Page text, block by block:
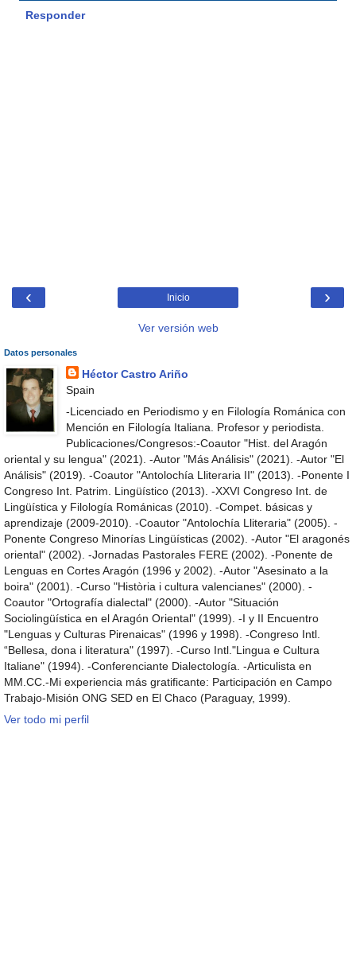
Responder
‹ ›
Inicio
Ver versión web
Datos personales
Héctor Castro Ariño
Spain
-Licenciado en Periodismo y en Filología Románica con
Mención en Filología Italiana. Profesor y periodista.
Publicaciones/Congresos:-Coautor "Hist. del Aragón
oriental y su lengua" (2021). -Autor "Más Análisis" (2021). -Autor "El
Análisis" (2019). -Coautor "Antolochía Lliteraria II" (2013). -Ponente I
Congreso Int. Patrim. Lingüístico (2013). -XXVI Congreso Int. de
Lingüística y Filología Románicas (2010). -Compet. básicas y
aprendizaje (2009-2010). -Coautor "Antolochía Lliteraria" (2005). -
Ponente Congreso Minorías Lingüísticas (2002). -Autor "El aragonés
oriental" (2002). -Jornadas Pastorales FERE (2002). -Ponente de
Lenguas en Cortes Aragón (1996 y 2002). -Autor "Asesinato a la
boira" (2001). -Curso "Història i cultura valencianes" (2000). -
Coautor "Ortografía dialectal" (2000). -Autor "Situación
Sociolingüística en el Aragón Oriental" (1999). -I y II Encuentro
"Lenguas y Culturas Pirenaicas" (1996 y 1998). -Congreso Intl.
“Bellesa, dona i literatura" (1997). -Curso Intl."Lingua e Cultura
Italiane" (1994). -Conferenciante Dialectología. -Articulista en
MM.CC.-Mi experiencia más gratificante: Participación en Campo
Trabajo-Misión ONG SED en El Chaco (Paraguay, 1999).
Ver todo mi perfil